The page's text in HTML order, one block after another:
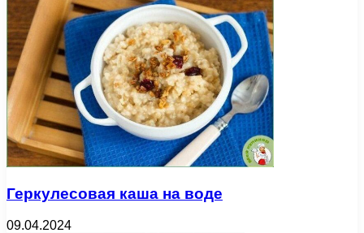
Геркулесовая каша на воде
09.04.2024